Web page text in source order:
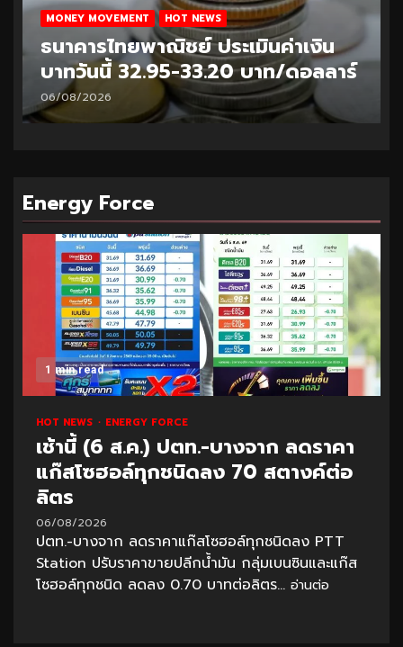
MONEY MOVEMENT HOT NEWS
ธนาคารไทยพาณิชย์ ประเมินค่าเงิน
บาทวันนี้ 32.95-33.20 บาท/ดอลลาร์
06/08/2026
Energy Force
1 min read
HOT NEWS ENERGY FORCE
เช้านี้ (6 ส.ค.) ปตท.-บางจาก ลดราคา
แก๊สโซฮอล์ทุกชนิดลง 70 สตางค์ต่อ
ลิตร
06/08/2026
ปตท.-บางจาก ลดราคาแก๊สโซฮอล์ทุกชนิดลง PTT
Station ปรับราคาขายปลีกน้ำมัน กลุ่มเบนซินและแก๊ส
โซฮอล์ทุกชนิด ลดลง 0.70 บาทต่อลิตร... อ่านต่อ